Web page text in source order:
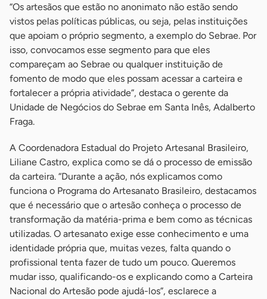
“Os artesãos que estão no anonimato não estão sendo
vistos pelas políticas públicas, ou seja, pelas instituições
que apoiam o próprio segmento, a exemplo do Sebrae. Por
isso, convocamos esse segmento para que eles
compareçam ao Sebrae ou qualquer instituição de
fomento de modo que eles possam acessar a carteira e
fortalecer a própria atividade”, destaca o gerente da
Unidade de Negócios do Sebrae em Santa Inês, Adalberto
Fraga.
A Coordenadora Estadual do Projeto Artesanal Brasileiro,
Liliane Castro, explica como se dá o processo de emissão
da carteira. “Durante a ação, nós explicamos como
funciona o Programa do Artesanato Brasileiro, destacamos
que é necessário que o artesão conheça o processo de
transformação da matéria-prima e bem como as técnicas
utilizadas. O artesanato exige esse conhecimento e uma
identidade própria que, muitas vezes, falta quando o
profissional tenta fazer de tudo um pouco. Queremos
mudar isso, qualificando-os e explicando como a Carteira
Nacional do Artesão pode ajudá-los”, esclarece a